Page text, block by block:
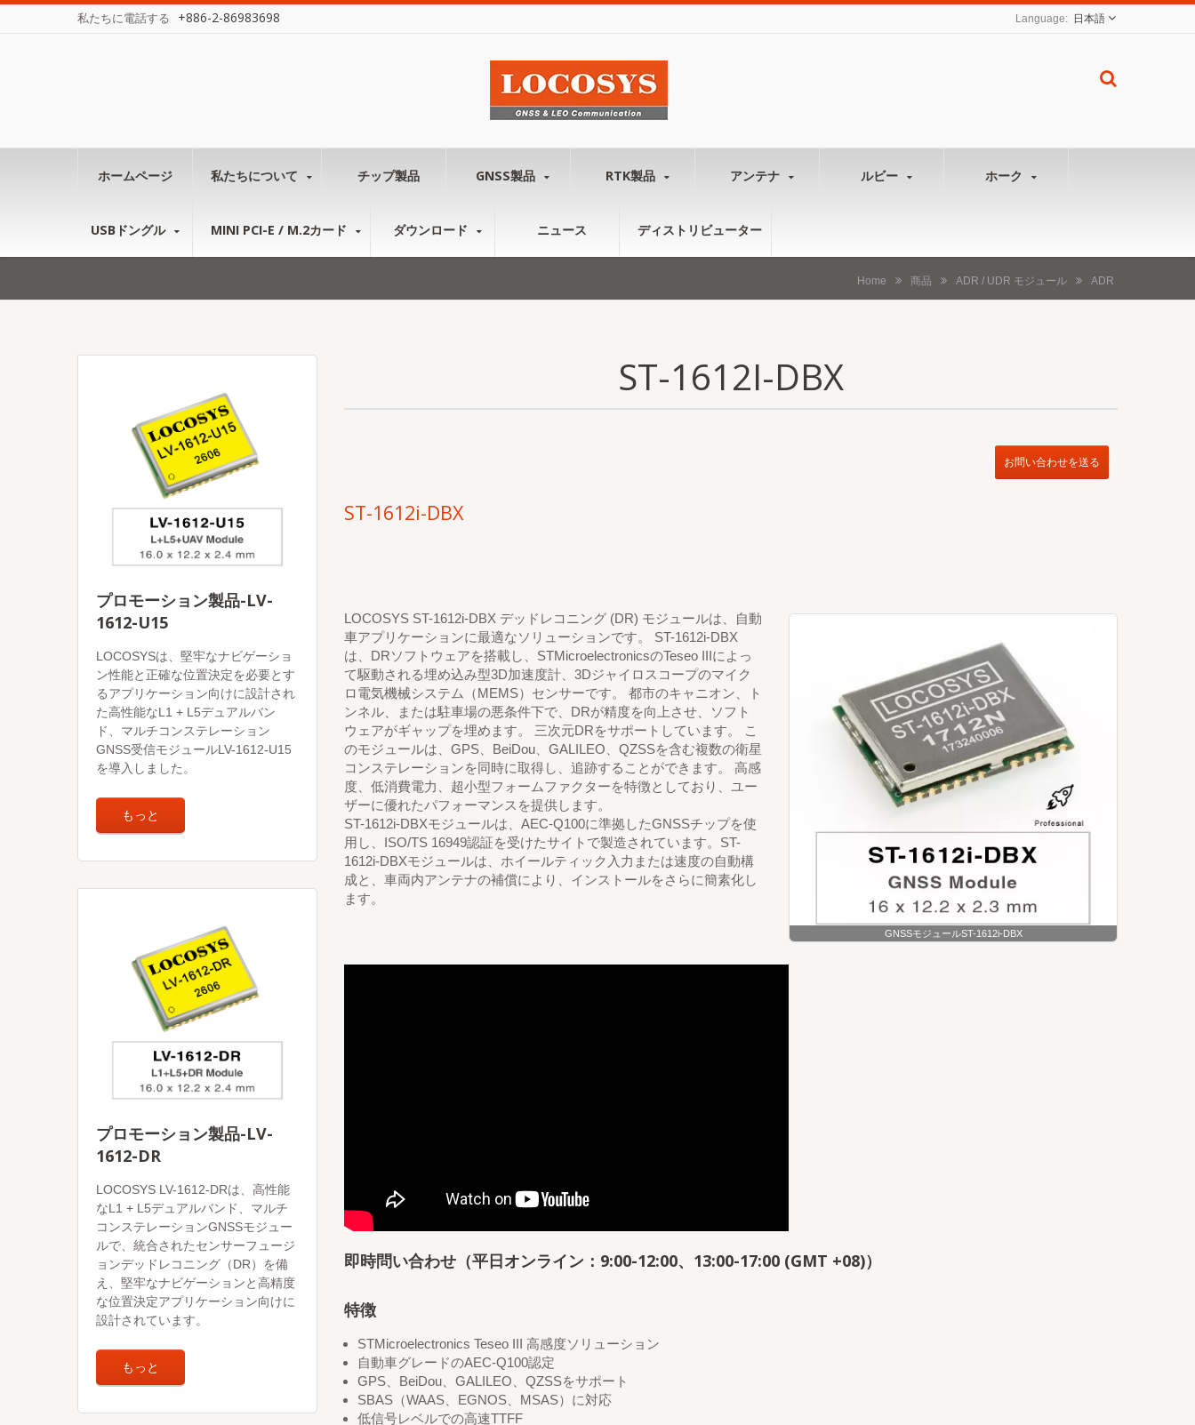
私たちに電話する +886-2-86983698 日本語
ホームページ 私たちについて チップ製品 GNSS製品 RTK製品 アンテナ ルビー ホーク
USBドングル MINI PCI-E / M.2カード ダウンロード ニュース ディストリビューター
Home 商品 ADR / UDR モジュール ADR
プロモーション製品-LV-
1612-U15
LOCOSYSは、堅牢なナビゲーショ
ン性能と正確な位置決定を必要とす
るアプリケーション向けに設計され
た高性能なL1 + L5デュアルバン
ド、マルチコンステレーション
GNSS受信モジュールLV-1612-U15
を導入しました。
もっと
プロモーション製品-LV-
1612-DR
LOCOSYS LV-1612-DRは、高性能
なL1 + L5デュアルバンド、マルチ
コンステレーションGNSSモジュー
ルで、統合されたセンサーフュージ
ョンデッドレコニング（DR）を備
え、堅牢なナビゲーションと高精度
な位置決定アプリケーション向けに
設計されています。
もっと
ST-1612I-DBX
お問い合わせを送る
ST-1612i-DBX
GNSSモジュールST-1612i-DBX
LOCOSYS ST-1612i-DBX デッドレコニング (DR) モジュールは、自動
車アプリケーションに最適なソリューションです。 ST-1612i-DBX
は、DRソフトウェアを搭載し、STMicroelectronicsのTeseo IIIによっ
て駆動される埋め込み型3D加速度計、3Dジャイロスコープのマイク
ロ電気機械システム（MEMS）センサーです。 都市のキャニオン、ト
ンネル、または駐車場の悪条件下で、DRが精度を向上させ、ソフト
ウェアがギャップを埋めます。 三次元DRをサポートしています。 こ
のモジュールは、GPS、BeiDou、GALILEO、QZSSを含む複数の衛星
コンステレーションを同時に取得し、追跡することができます。 高感
度、低消費電力、超小型フォームファクターを特徴としており、ユー
ザーに優れたパフォーマンスを提供します。
ST-1612i-DBXモジュールは、AEC-Q100に準拠したGNSSチップを使
用し、ISO/TS 16949認証を受けたサイトで製造されています。ST-
1612i-DBXモジュールは、ホイールティック入力または速度の自動構
成と、車両内アンテナの補償により、インストールをさらに簡素化し
ます。
即時問い合わせ（平日オンライン：9:00-12:00、13:00-17:00 (GMT +08)）
特徴
STMicroelectronics Teseo III 高感度ソリューション
自動車グレードのAEC-Q100認定
GPS、BeiDou、GALILEO、QZSSをサポート
SBAS（WAAS、EGNOS、MSAS）に対応
低信号レベルでの高速TTFF